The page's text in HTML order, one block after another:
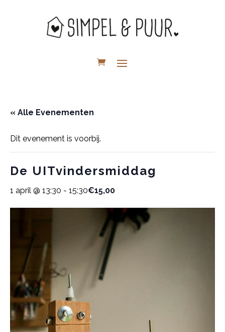
« Alle Evenementen
Dit evenement is voorbij.
De UITvindersmiddag
1 april @ 13:30 - 15:30€15,00